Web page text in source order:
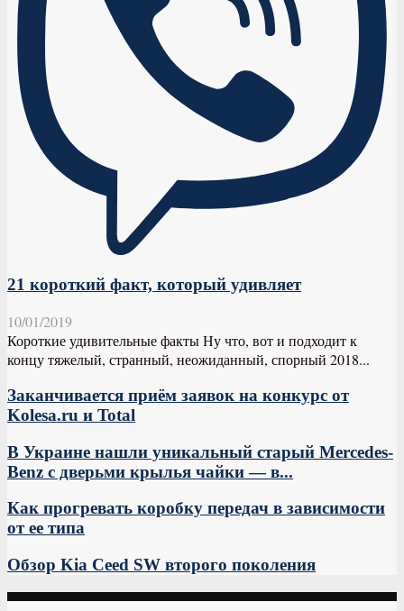
21 короткий факт, который удивляет
10/01/2019
Короткие удивительные факты Ну что, вот и подходит к
концу тяжелый, странный, неожиданный, спорный 2018...
Заканчивается приём заявок на конкурс от
Kolesa.ru и Total
В Украине нашли уникальный старый Mercedes-
Benz с дверьми крылья чайки — в...
Как прогревать коробку передач в зависимости
от ее типа
Обзор Kia Сeed SW второго поколения